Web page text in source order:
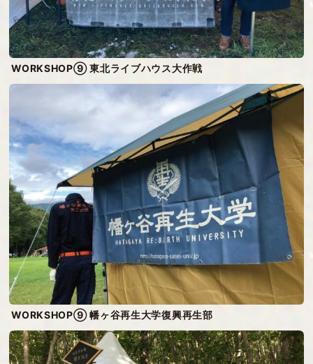
WORKSHOP⑨ 東北ライブハウス大作戦
WORKSHOP⑨ 幡ヶ谷再生大学復興再生部